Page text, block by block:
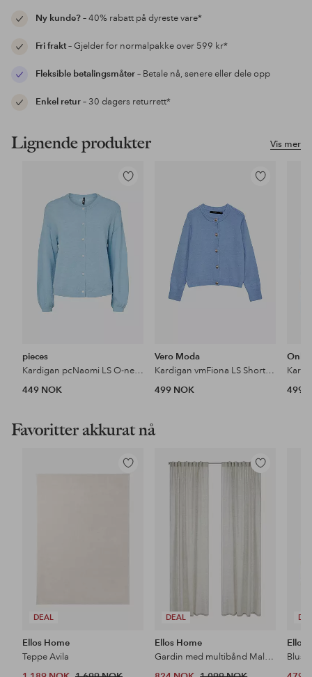
Ny kunde?– 40% rabatt på dyreste vare*
Fri frakt– Gjelder for normalpakke over 599 kr*
Fleksible betalingsmåter– Betale nå, senere eller dele opp
Enkel retur– 30 dagers returrett*
Vis mer
Lignende produkter
Legg
favoritter
pieces
Kardigan pcNaomi LS O-neck Knit Cardigan
449 NOK
Legg
Vero Moda
Kardigan vmFiona LS Short Button
499 NOK
Only
499
Favoritter akkurat nå
DEAL
Legg
Ellos Home
Teppe Avila
DEAL
Legg
Ellos Home
Gardin med multibånd Malva 2-pk i 100% lin
Ellos